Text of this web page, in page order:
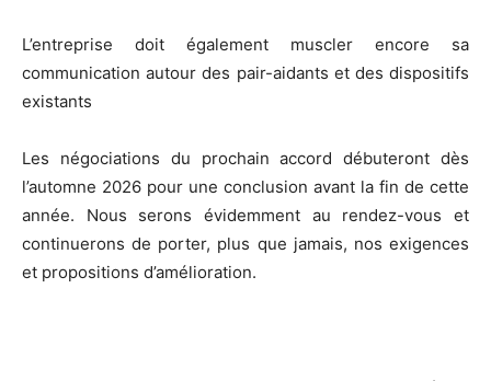
L’entreprise doit également muscler encore sa
communication autour des pair-aidants et des dispositifs
existants
Les négociations du prochain accord débuteront dès
l’automne 2026 pour une conclusion avant la fin de cette
année. Nous serons évidemment au rendez-vous et
continuerons de porter, plus que jamais, nos exigences
et propositions d’amélioration.